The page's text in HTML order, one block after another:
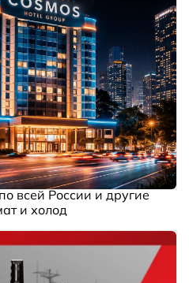
всей России и другие
и холод